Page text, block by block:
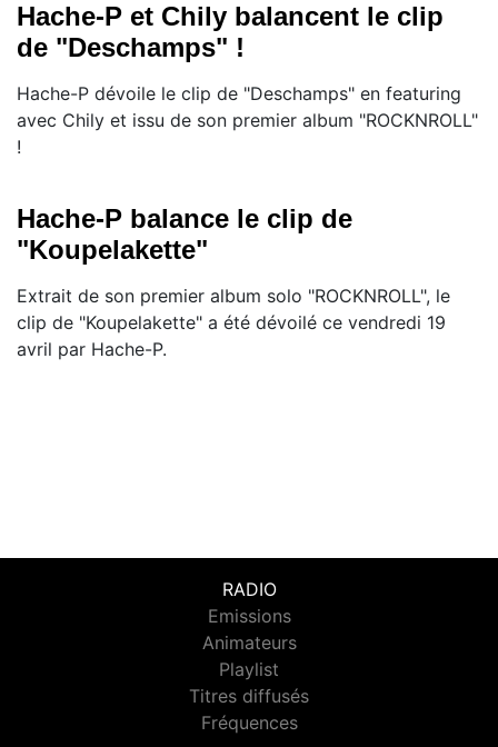
Hache-P et Chily balancent le clip
de "Deschamps" !
Hache-P dévoile le clip de "Deschamps" en featuring
avec Chily et issu de son premier album "ROCKNROLL"
!
Hache-P balance le clip de
"Koupelakette"
Extrait de son premier album solo "ROCKNROLL", le
clip de "Koupelakette" a été dévoilé ce vendredi 19
avril par Hache-P.
RADIO
Emissions
Animateurs
Playlist
Titres diffusés
Fréquences